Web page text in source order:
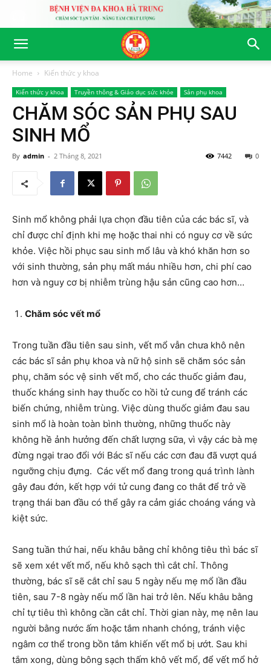
Home Kiến thức y khoa
Kiến thức y khoa Truyền thông & Giáo dục sức khỏe Sản phụ khoa
CHĂM SÓC SẢN PHỤ SAU
SINH MỔ
By admin - 2 Tháng 8, 2021 0
7442
Sinh mổ không phải lựa chọn đầu tiên của các bác sĩ, và
chỉ được chỉ định khi mẹ hoặc thai nhi có nguy cơ về sức
khỏe. Việc hồi phục sau sinh mổ lâu và khó khăn hơn so
với sinh thường, sản phụ mất máu nhiều hơn, chi phí cao
hơn và nguy cơ bị nhiễm trùng hậu sản cũng cao hơn…
Chăm sóc vết mổ
Trong tuần đầu tiên sau sinh, vết mổ vẫn chưa khô nên
các bác sĩ sản phụ khoa và nữ hộ sinh sẽ chăm sóc sản
phụ, chăm sóc vệ sinh vết mổ, cho các thuốc giảm đau,
thuốc kháng sinh hay thuốc co hồi tử cung để tránh các
biến chứng, nhiễm trùng. Việc dùng thuốc giảm đau sau
sinh mổ là hoàn toàn bình thường, những thuốc này
không hề ảnh hưởng đến chất lượng sữa, vì vậy các bà mẹ
đừng ngại trao đổi với Bác sĩ nếu các cơn đau đã vượt quá
ngưỡng chịu đựng. Các vết mổ đang trong quá trình lành
gây đau đớn, kết hợp với tử cung đang co thắt để trở về
trạng thái ban đầu có thể gây ra cảm giác choáng váng và
kiệt sức.
Sang tuần thứ hai, nếu khâu bằng chỉ không tiêu thì bác sĩ
sẽ xem xét vết mổ, nếu khô sạch thì cắt chỉ. Thông
thường, bác sĩ sẽ cắt chỉ sau 5 ngày nếu mẹ mổ lần đầu
tiên, sau 7-8 ngày nếu mổ lần hai trở lên. Nếu khâu bằng
chỉ tự tiêu thì không cần cắt chỉ. Thời gian này, mẹ nên lau
người bằng nước ấm hoặc tắm nhanh chóng, tránh việc
ngâm cơ thể trong bồn tắm khiến vết mổ bị ướt. Sau khi
tắm xong, dùng bông sạch thấm khô vết mổ, để vết mổ hở